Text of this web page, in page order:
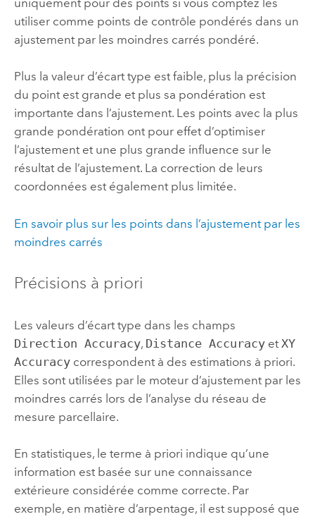
uniquement pour des points si vous comptez les
utiliser comme points de contrôle pondérés dans un
ajustement par les moindres carrés pondéré.
Plus la valeur d’écart type est faible, plus la précision
du point est grande et plus sa pondération est
importante dans l’ajustement. Les points avec la plus
grande pondération ont pour effet d’optimiser
l’ajustement et une plus grande influence sur le
résultat de l’ajustement. La correction de leurs
coordonnées est également plus limitée.
En savoir plus sur les points dans l’ajustement par les
moindres carrés
Précisions à priori
Les valeurs d’écart type dans les champs
Direction Accuracy, Distance Accuracyet XY
Accuracycorrespondent à des estimations à priori.
Elles sont utilisées par le moteur d’ajustement par les
moindres carrés lors de l’analyse du réseau de
mesure parcellaire.
En statistiques, le terme à priori indique qu’une
information est basée sur une connaissance
extérieure considérée comme correcte. Par
exemple, en matière d’arpentage, il est supposé que